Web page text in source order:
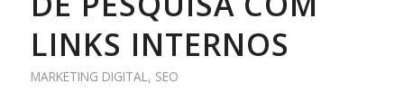
LINKS INTERNOS
MARKETING DIGITAL , SEO